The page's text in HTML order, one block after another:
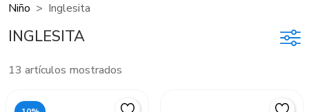
Niño Inglesita
INGLESITA
13 artículos mostrados